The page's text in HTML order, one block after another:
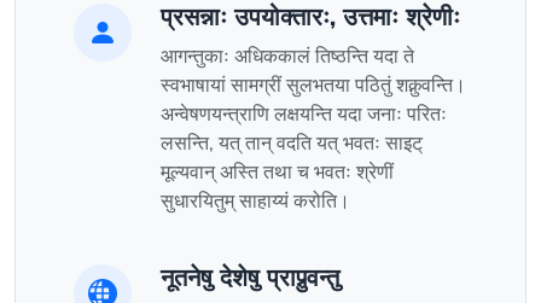
प्रसन्नाः उपयोक्तारः, उत्तमाः श्रेणीः
आगन्तुकाः अधिककालं तिष्ठन्ति यदा ते
स्वभाषायां सामग्रीं सुलभतया पठितुं शक्नुवन्ति।
अन्वेषणयन्त्राणि लक्षयन्ति यदा जनाः परितः
लसन्ति, यत् तान् वदति यत् भवतः साइट्
मूल्यवान् अस्ति तथा च भवतः श्रेणीं
सुधारयितुम् साहाय्यं करोति।
नूतनेषु देशेषु प्राप्नुवन्तु